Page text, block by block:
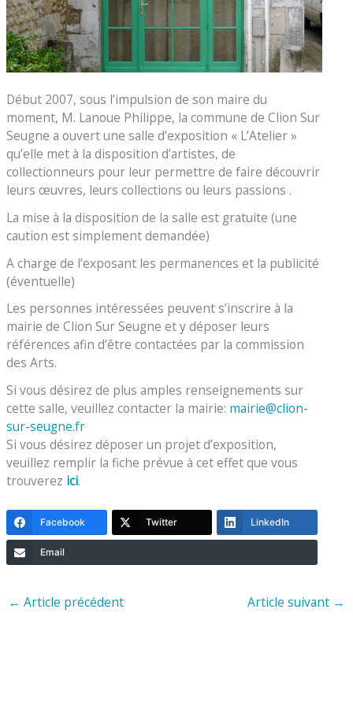
Début 2007, sous l’impulsion de son maire du
moment, M. Lanoue Philippe, la commune de Clion Sur
Seugne a ouvert une salle d’exposition « L’Atelier »
qu’elle met à la disposition d’artistes, de
collectionneurs pour leur permettre de faire découvrir
leurs œuvres, leurs collections ou leurs passions .
La mise à la disposition de la salle est gratuite (une
caution est simplement demandée)
A charge de l’exposant les permanences et la publicité
(éventuelle)
Les personnes intéressées peuvent s’inscrire à la
mairie de Clion Sur Seugne et y déposer leurs
références afin d’être contactées par la commission
des Arts.
Si vous désirez de plus amples renseignements sur
cette salle, veuillez contacter la mairie: mairie@clion-
sur-seugne.fr
Si vous désirez déposer un projet d’exposition,
veuillez remplir la fiche prévue à cet effet que vous
trouverez ici.
Facebook Twitter LinkedIn
Email
← Article précédent Article suivant →